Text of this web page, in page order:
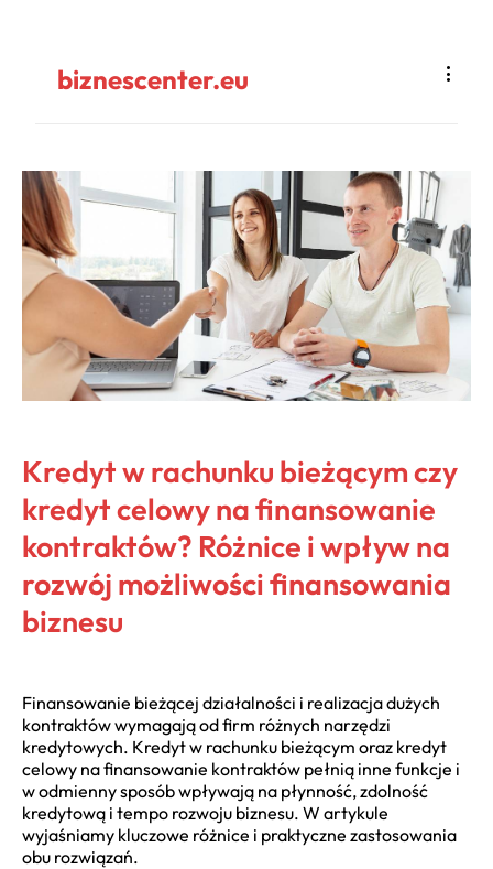
biznescenter.eu
Kredyt w rachunku bieżącym czy
kredyt celowy na finansowanie
kontraktów? Różnice i wpływ na
rozwój możliwości finansowania
biznesu
Finansowanie bieżącej działalności i realizacja dużych
kontraktów wymagają od firm różnych narzędzi
kredytowych. Kredyt w rachunku bieżącym oraz kredyt
celowy na finansowanie kontraktów pełnią inne funkcje i
w odmienny sposób wpływają na płynność, zdolność
kredytową i tempo rozwoju biznesu. W artykule
wyjaśniamy kluczowe różnice i praktyczne zastosowania
obu rozwiązań.